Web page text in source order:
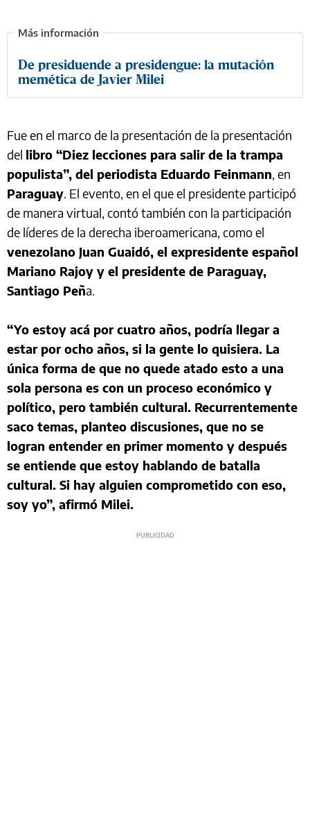
De presiduende a presidengue: la mutación
memética de Javier Milei
Fue en el marco de la presentación de la presentación
del libro “Diez lecciones para salir de la trampa
populista”, del periodista Eduardo Feinmann, en
Paraguay. El evento, en el que el presidente participó
de manera virtual, contó también con la participación
de líderes de la derecha iberoamericana, como el
venezolano Juan Guaidó, el expresidente español
Mariano Rajoy y el presidente de Paraguay,
Santiago Peña.
“Yo estoy acá por cuatro años, podría llegar a
estar por ocho años, si la gente lo quisiera. La
única forma de que no quede atado esto a una
sola persona es con un proceso económico y
político, pero también cultural. Recurrentemente
saco temas, planteo discusiones, que no se
logran entender en primer momento y después
se entiende que estoy hablando de batalla
cultural. Si hay alguien comprometido con eso,
soy yo”, afirmó Milei.